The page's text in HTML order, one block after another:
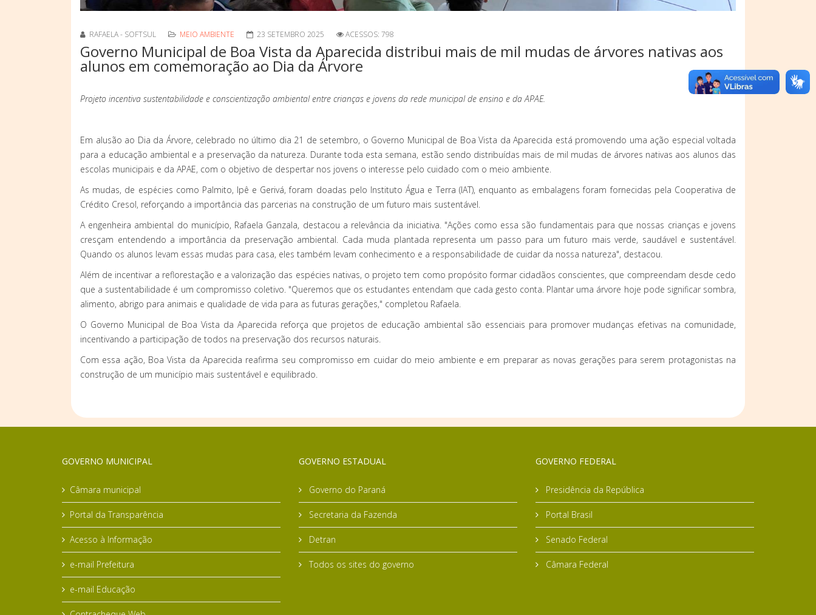
RAFAELA - SOFTSUL MEIO AMBIENTE 23 SETEMBRO 2025 ACESSOS: 798
Governo Municipal de Boa Vista da Aparecida distribui mais de mil mudas de árvores nativas aos
alunos em comemoração ao Dia da Árvore
Projeto incentiva sustentabilidade e conscientização ambiental entre crianças e jovens da rede municipal de ensino e da APAE.
Em alusão ao Dia da Árvore, celebrado no último dia 21 de setembro, o Governo Municipal de Boa Vista da Aparecida está promovendo uma ação especial voltada
para a educação ambiental e a preservação da natureza. Durante toda esta semana, estão sendo distribuídas mais de mil mudas de árvores nativas aos alunos das
escolas municipais e da APAE, com o objetivo de despertar nos jovens o interesse pelo cuidado com o meio ambiente.
As mudas, de espécies como Palmito, Ipê e Gerivá, foram doadas pelo Instituto Água e Terra (IAT), enquanto as embalagens foram fornecidas pela Cooperativa de
Crédito Cresol, reforçando a importância das parcerias na construção de um futuro mais sustentável.
A engenheira ambiental do município, Rafaela Ganzala, destacou a relevância da iniciativa. "Ações como essa são fundamentais para que nossas crianças e jovens
cresçam entendendo a importância da preservação ambiental. Cada muda plantada representa um passo para um futuro mais verde, saudável e sustentável.
Quando os alunos levam essas mudas para casa, eles também levam conhecimento e a responsabilidade de cuidar da nossa natureza", destacou.
Além de incentivar a reflorestação e a valorização das espécies nativas, o projeto tem como propósito formar cidadãos conscientes, que compreendam desde cedo
que a sustentabilidade é um compromisso coletivo. "Queremos que os estudantes entendam que cada gesto conta. Plantar uma árvore hoje pode significar sombra,
alimento, abrigo para animais e qualidade de vida para as futuras gerações," completou Rafaela.
O Governo Municipal de Boa Vista da Aparecida reforça que projetos de educação ambiental são essenciais para promover mudanças efetivas na comunidade,
incentivando a participação de todos na preservação dos recursos naturais.
Com essa ação, Boa Vista da Aparecida reafirma seu compromisso em cuidar do meio ambiente e em preparar as novas gerações para serem protagonistas na
construção de um município mais sustentável e equilibrado.
GOVERNO MUNICIPAL
Câmara municipal
Portal da Transparência
Acesso à Informação
e-mail Prefeitura
e-mail Educação
GOVERNO ESTADUAL
Governo do Paraná
Secretaria da Fazenda
Detran
Todos os sites do governo
GOVERNO FEDERAL
Presidência da República
Portal Brasil
Senado Federal
Câmara Federal